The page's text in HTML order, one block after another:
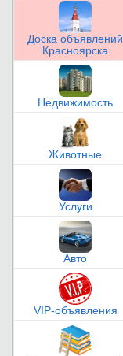
Доска объявлений
Красноярска
Недвижимость
Животные
Услуги
Авто
VIP-объявления